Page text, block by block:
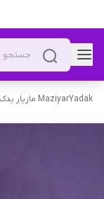
MaziyarYadak مازیار یدک